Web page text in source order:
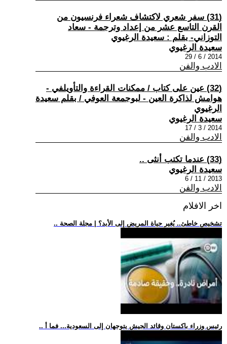
(31) سفر شعري لاكتشاف شعراء فرنسيون من
القرن التاسع عشر من إعداد وترجمة - سعاد
التوزاني- بقلم : سعيدة الرغيوي
سعيدة الرغيوي
2014 / 6 / 29
الادب والفن
(32) عين على كتاب / ممكنات القراءة والتأويلفي -
هوامش لذاكرة العين - لبوجمعة العوفي / بقلم سعيدة
الرغيوي
سعيدة الرغيوي
2014 / 3 / 17
الادب والفن
(33) عندما تكتب أنثى ..
سعيدة الرغيوي
2013 / 11 / 6
الادب والفن
اخر الافلام
.. تشخيص خاطئ.. يُغير حياة المريض إلى الأبد؟ | مجلة الصحة
.. رئيس وزراء باكستان وقائد الجيش يتوجهان إلى السعودية... فما أ